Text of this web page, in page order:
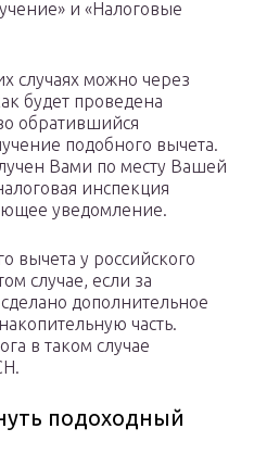
и «Налоговые
случаях можно через
будет проведена
обратившийся
подобного вычета.
Вами по месту Вашей
инспекция
уведомление.
вычета у российского
случае, если за
дополнительное
часть.
в таком случае
подоходный